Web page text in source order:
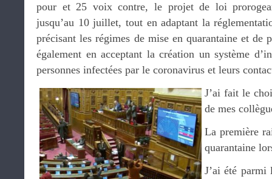
pour et 25 voix contre, le projet de loi
jusqu’au 10 juillet, tout en adaptant la
précisant les régimes de mise en quarantaine et de
également en acceptant la création un système
personnes infectées par le coronavirus et leurs
J’ai fait le
de mes
La première
quarantaine
J’ai été parmi